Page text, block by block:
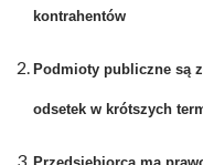
kontrahentów
Podmioty publiczne są
odsetek w krótszych